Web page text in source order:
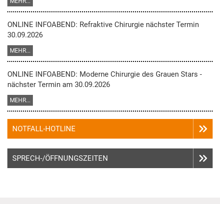
ONLINE INFOABEND: Refraktive Chirurgie nächster Termin
30.09.2026
MEHR...
ONLINE INFOABEND: Moderne Chirurgie des Grauen Stars -
nächster Termin am 30.09.2026
MEHR...
NOTFALL-HOTLINE
SPRECH-/ÖFFNUNGSZEITEN